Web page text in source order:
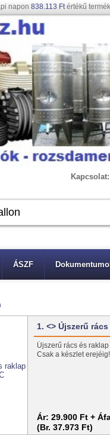
napon 838.113 Ftértékű
Kapcsolat:
ÁSZF
1. <> Újszerű
Újszerű rács és
Csak a készlet
Ár: 29.900 Ft +
(Br. 37.973 Ft)